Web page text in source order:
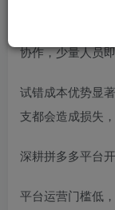
上都是纯利润，
协作，少量人员
试错成本优势显
支都会造成损失
深耕拼多多平台
平台运营门槛低